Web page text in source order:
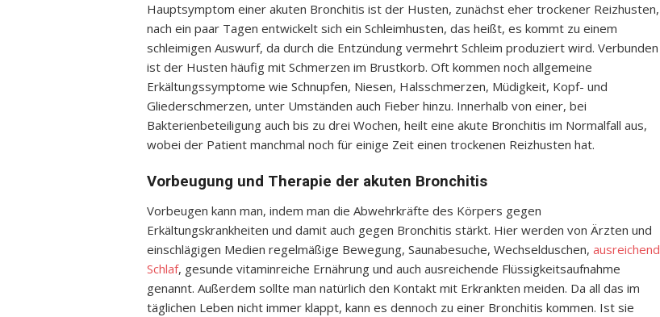
Hauptsymptom einer akuten Bronchitis ist der Husten, zunächst eher trockener Reizhusten,
nach ein paar Tagen entwickelt sich ein Schleimhusten, das heißt, es kommt zu einem
schleimigen Auswurf, da durch die Entzündung vermehrt Schleim produziert wird. Verbunden
ist der Husten häufig mit Schmerzen im Brustkorb. Oft kommen noch allgemeine
Erkältungssymptome wie Schnupfen, Niesen, Halsschmerzen, Müdigkeit, Kopf- und
Gliederschmerzen, unter Umständen auch Fieber hinzu. Innerhalb von einer, bei
Bakterienbeteiligung auch bis zu drei Wochen, heilt eine akute Bronchitis im Normalfall aus,
wobei der Patient manchmal noch für einige Zeit einen trockenen Reizhusten hat.
Vorbeugung und Therapie der akuten Bronchitis
Vorbeugen kann man, indem man die Abwehrkräfte des Körpers gegen
Erkältungskrankheiten und damit auch gegen Bronchitis stärkt. Hier werden von Ärzten und
einschlägigen Medien regelmäßige Bewegung, Saunabesuche, Wechselduschen, ausreichend
Schlaf, gesunde vitaminreiche Ernährung und auch ausreichende Flüssigkeitsaufnahme
genannt. Außerdem sollte man natürlich den Kontakt mit Erkrankten meiden. Da all das im
täglichen Leben nicht immer klappt, kann es dennoch zu einer Bronchitis kommen. Ist sie